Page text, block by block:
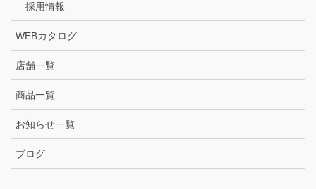
採用情報
WEBカタログ
店舗一覧
商品一覧
お知らせ一覧
ブログ